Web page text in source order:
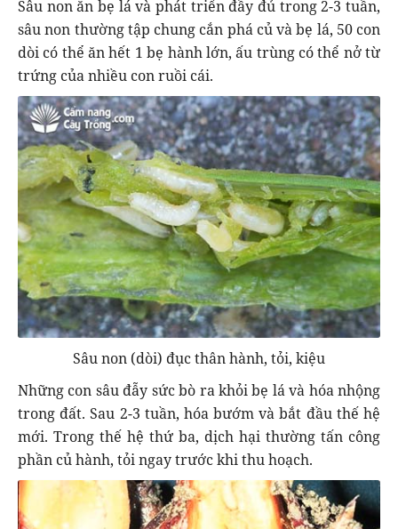
Sâu non ăn bẹ lá và phát triển đầy đủ trong 2-3 tuần,
sâu non thường tập chung cắn phá củ và bẹ lá, 50 con
dòi có thể ăn hết 1 bẹ hành lớn, ấu trùng có thể nở từ
trứng của nhiều con ruồi cái.
Sâu non (dòi) đục thân hành, tỏi, kiệu
Những con sâu đẫy sức bò ra khỏi bẹ lá và hóa nhộng
trong đất. Sau 2-3 tuần, hóa bướm và bắt đầu thế hệ
mới. Trong thế hệ thứ ba, dịch hại thường tấn công
phần củ hành, tỏi ngay trước khi thu hoạch.